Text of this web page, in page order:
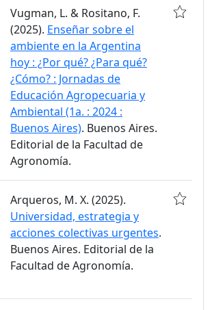
Vugman, L. & Rositano, F.
(2025). Enseñar sobre el
ambiente en la Argentina
hoy : ¿Por qué? ¿Para qué?
¿Cómo? : Jornadas de
Educación Agropecuaria y
Ambiental (1a. : 2024 :
Buenos Aires). Buenos Aires.
Editorial de la Facultad de
Agronomía.
Arqueros, M. X. (2025).
Universidad, estrategia y
acciones colectivas urgentes.
Buenos Aires. Editorial de la
Facultad de Agronomía.